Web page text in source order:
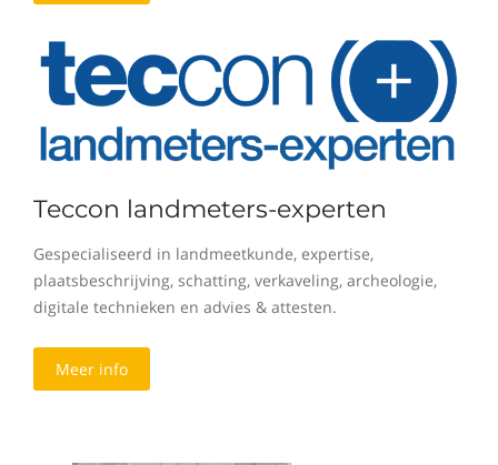
Teccon landmeters-experten
Gespecialiseerd in landmeetkunde, expertise,
plaatsbeschrijving, schatting, verkaveling, archeologie,
digitale technieken en advies & attesten.
Meer info